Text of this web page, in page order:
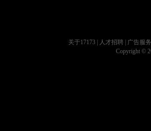
关于17173 人才招聘
广告服务
Copyright ©